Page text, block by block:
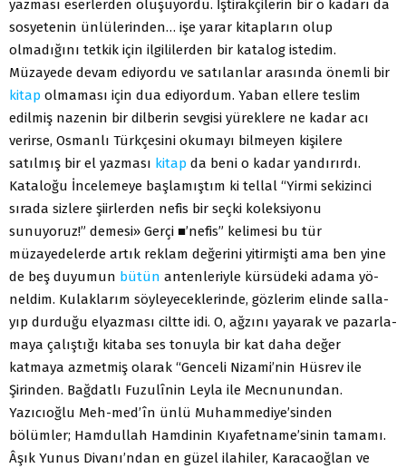
yaz­ması eserlerden oluşuyordu. İştirakçilerin bir o kadarı da
sos­yetenin ünlülerinden… işe yarar kitapların olup
olmadığını tetkik için ilgililerden bir katalog istedim.
Müzayede devam ediyordu ve satılanlar arasında önemli bir
kitap olmaması için dua ediyordum. Yaban ellere teslim
edilmiş nazenin bir dilbe­rin sevgisi yüreklere ne kadar acı
verirse, Osmanlı Türkçesini okumayı bilmeyen kişilere
satılmış bir el yazması kitap da be­ni o kadar yandırırdı.
Kataloğu İncelemeye başlamıştım ki tel­lal “Yirmi sekizinci
sırada sizlere şiirlerden nefis bir seçki ko­leksiyonu
sunuyoruz!” demesi» Gerçi ■’nefis” kelimesi bu tür
müzayedelerde artık reklam değerini yitirmişti ama ben yi­ne
de beş duyumun bütün antenleriyle kürsüdeki adama yö­
neldim. Kulaklarım söyleyeceklerinde, gözlerim elinde salla­
yıp durduğu elyazması ciltte idi. O, ağzını yayarak ve pazarla­
maya çalıştığı kitaba ses tonuyla bir kat daha değer
katmaya azmetmiş olarak “Genceli Nizami’nin Hüsrev ile
Şirinden. Bağdatlı Fuzulînin Leyla ile Mecnunundan.
Yazıcıoğlu Meh-med’în ünlü Muhammediye’sinden
bölümler; Hamdullah Hamdinin Kıyafetname’sinin tamamı.
Âşık Yunus Divanı’ndan en güzel ilahiler, Karacaoğlan ve